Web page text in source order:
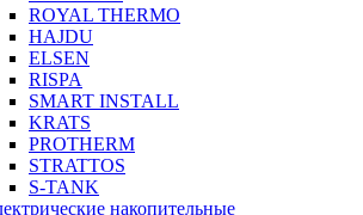
ROYAL THERMO
HAJDU
ELSEN
RISPA
SMART INSTALL
KRATS
PROTHERM
STRATTOS
S-TANK
накопительные